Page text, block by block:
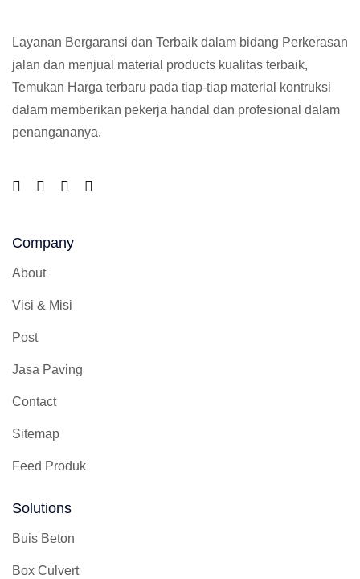
Layanan Bergaransi dan Terbaik dalam bidang Perkerasan
jalan dan menjual material products kualitas terbaik,
Temukan Harga terbaru pada tiap-tiap material kontruksi
dalam memberikan pekerja handal dan profesional dalam
penangananya.
Company
About
Visi & Misi
Post
Jasa Paving
Contact
Sitemap
Feed Produk
Solutions
Buis Beton
Box Culvert